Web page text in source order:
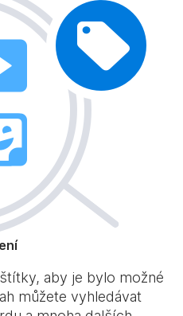
aby je bylo možné
můžete vyhledávat